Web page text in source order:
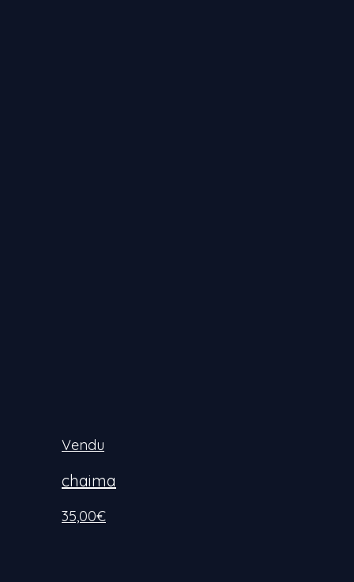
Vendu
chaima
35,00€